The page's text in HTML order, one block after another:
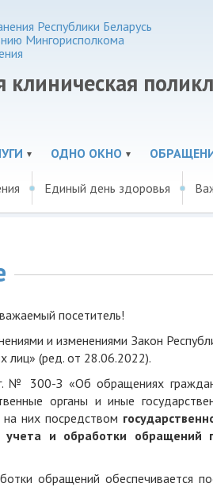
Республики Беларусь
Мингорисполкома
клиническая
ОДНО ОКНО
Единый день здоровья
посетитель!
и изменениями Закон
(ред. от 28.06.2022).
№ 300-З «Об обращениях
органы и иные
них посредством
учета и обработки
обращений обеспечивается